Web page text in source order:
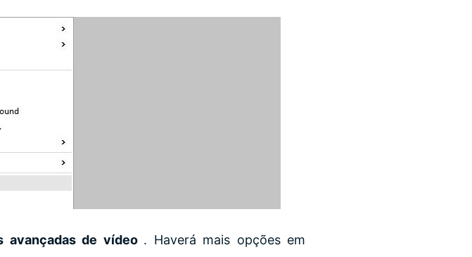
avançadas de vídeo . Haverá mais opções em